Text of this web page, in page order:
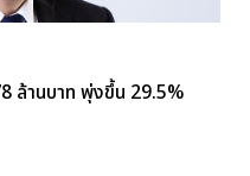
ล้านบาท พุ่งขึ้น 29.5%